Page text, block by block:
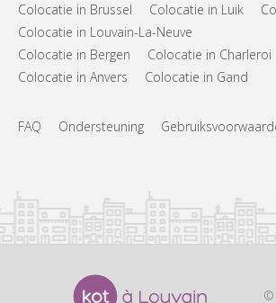
Colocatie in Brussel Colocatie in Luik
Colocatie in Louvain-La-Neuve
Colocatie in Bergen
Colocatie in Charleroi
Colocatie in Anvers
Colocatie in Gand
FAQ Ondersteuning
©